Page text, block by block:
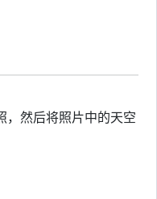
然后将照片中的天空